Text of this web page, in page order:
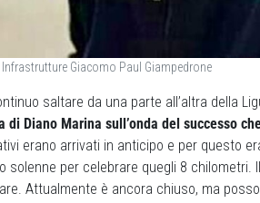
Infrastrutture Giacomo Paul Giampedrone
saltare da una parte all’altra della
Diano Marina sull’onda del successo
erano arrivati in anticipo e per questo
solenne per celebrare quegli 8
Attualmente è ancora chiuso, ma